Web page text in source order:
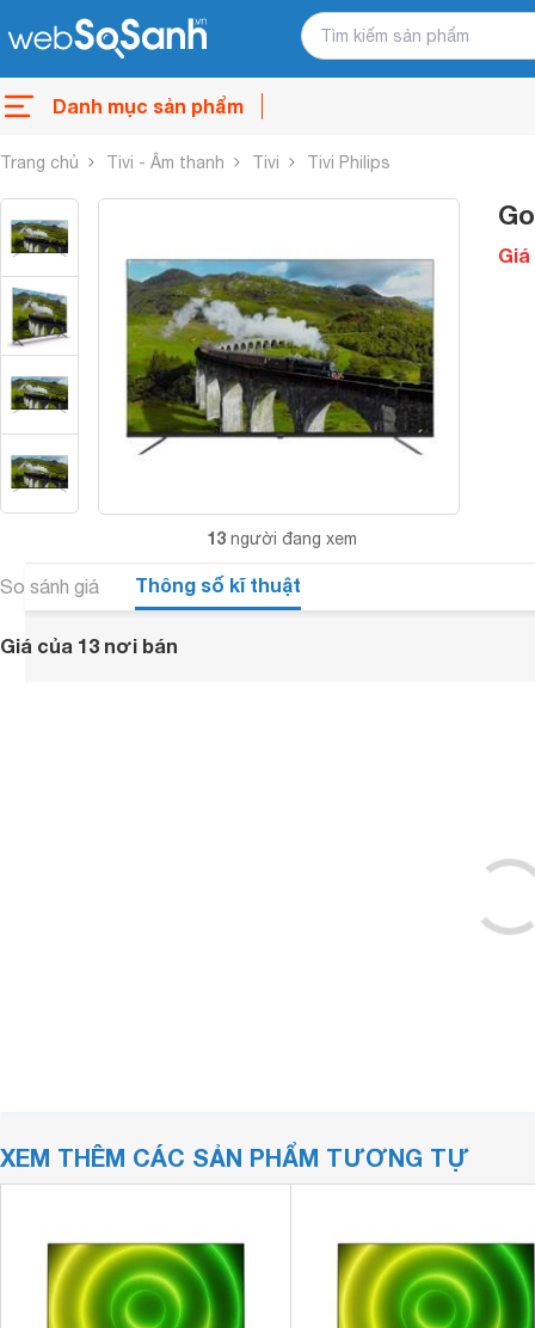
Danh mục sản phẩm
Trang chủ Tivi - Âm thanh Tivi Tivi Philips
13 người đang xem
Giá
So sánh giá Thông số kĩ thuật
Giá của 13 nơi bán
XEM THÊM CÁC SẢN PHẨM TƯƠNG TỰ